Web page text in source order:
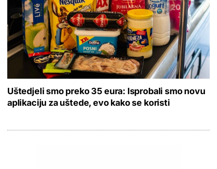
Uštedjeli smo preko 35 eura: Isprobali smo novu
aplikaciju za uštede, evo kako se koristi